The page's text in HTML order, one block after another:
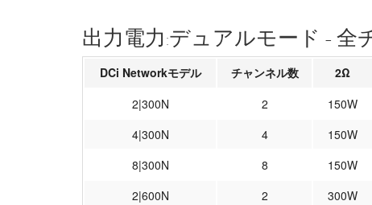
出力電力:デュアルモード - 全
DCi Networkモデル チャンネル数 2Ω
2|300N
2 150W
4|300N
4 150W
8|300N
8 150W
2|600N
2 300W